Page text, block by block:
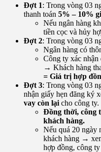
Đợt 1: Trong vòng 03
thanh toán 5% – 10%
Nếu ngân hàng
tiền cọc và hủy
Đợt 2: Trong vòng 03
Ngân hàng có
Công ty xác nhận
→ Khách hàng
= Giá trị hợp
Đợt 3: Trong vòng 03
nhận giấy hẹn đăng ký
vay còn lại cho công ty.
Đồng thời, công
khách hàng.
Nếu quá 20 ngày
khách hàng →
hợp đồng, công